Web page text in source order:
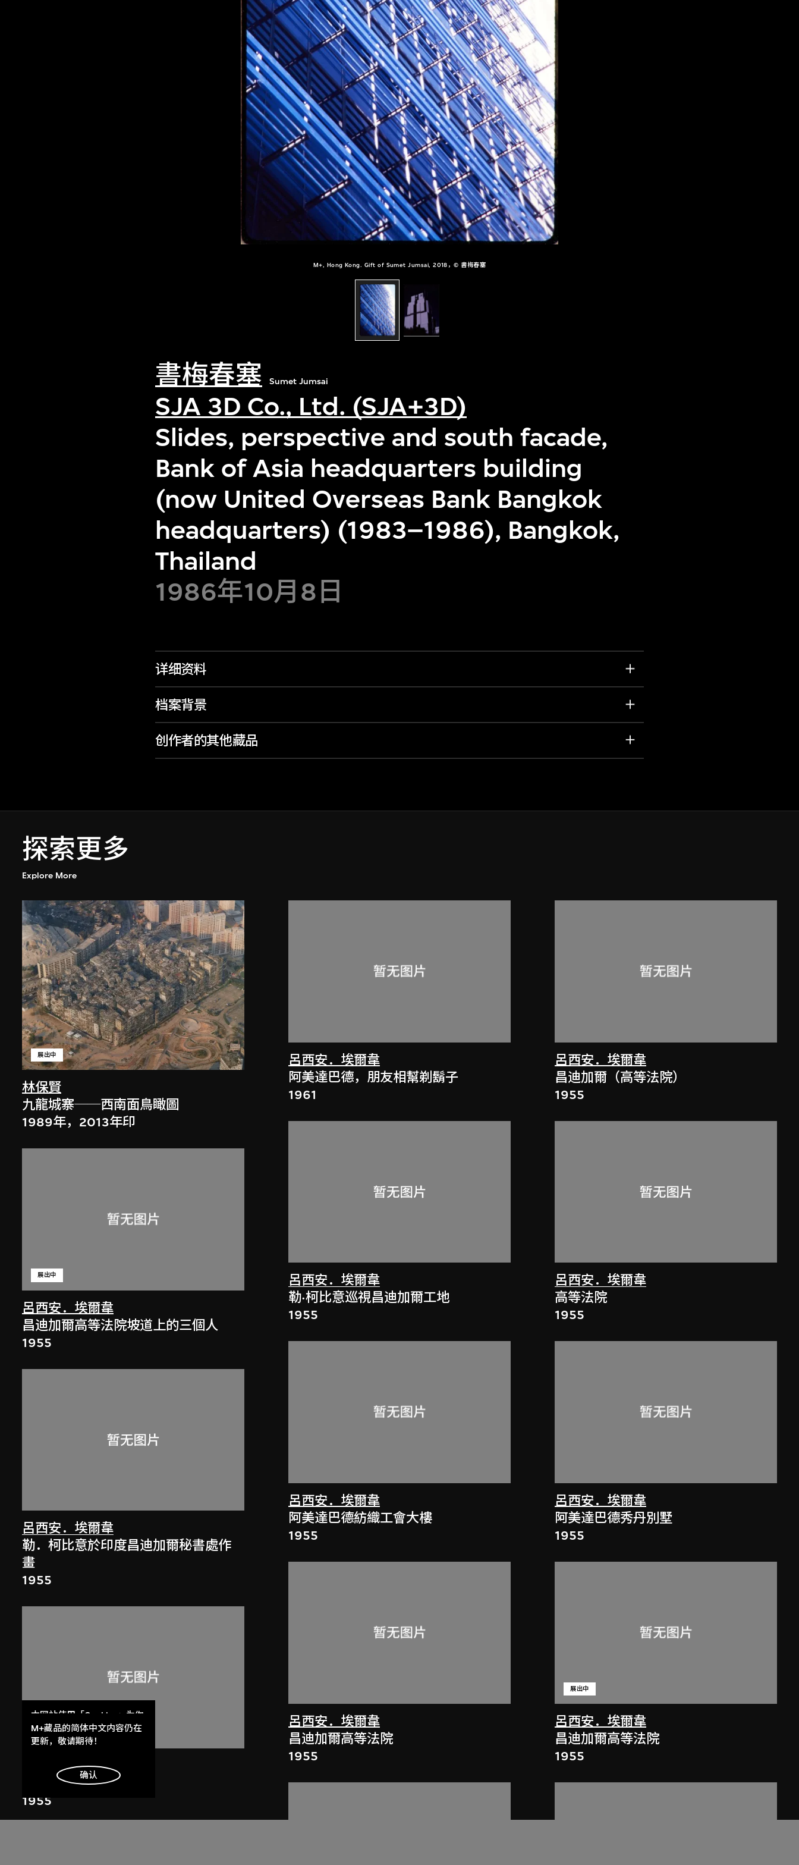
M+, Hong Kong. Gift of Sumet Jumsai, 2018，© 書梅春塞
書梅春塞 Sumet Jumsai
SJA 3D Co., Ltd. (SJA+3D)
Slides, perspective and south facade,
Bank of Asia headquarters building
(now United Overseas Bank Bangkok
headquarters) (1983–1986), Bangkok,
Thailand
1986年10月8日
详细资料
档案背景
创作者的其他藏品
探索更多
Explore More
林保賢
展出中
九龍城寨──西南面鳥瞰圖
1989年，2013年印
呂西安．埃爾韋
展出中
昌迪加爾高等法院坡道上的三個人
1955
呂西安．埃爾韋
勒．柯比意於印度昌迪加爾秘書處作
畫
1955
呂西安．埃爾韋
昌迪加爾高等法院
1955
呂西安．埃爾韋
阿美達巴德，朋友相幫剃鬍子
1961
呂西安．埃爾韋
勒·柯比意巡視昌迪加爾工地
1955
呂西安．埃爾韋
阿美達巴德紡織工會大樓
1955
呂西安．埃爾韋
昌迪加爾高等法院
1955
呂西安．埃爾韋
昌迪加爾（高等法院）
1955
呂西安．埃爾韋
高等法院
1955
呂西安．埃爾韋
阿美達巴德秀丹別墅
1955
呂西安．埃爾韋
展出中
昌迪加爾高等法院
1955
本网站使用「Cookies」为你
提供最好的网站体验。
了解更多
明白
M+藏品的简体中文内容仍在
更新，敬请期待！
确认